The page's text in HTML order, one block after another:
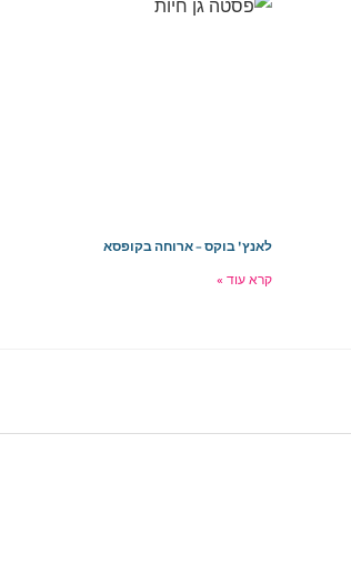
לאנץ' בוקס – ארוחה בקופסא
קרא עוד »